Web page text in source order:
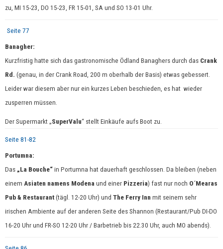
zu, MI 15-23, DO 15-23, FR 15-01, SA und SO 13-01 Uhr.
Seite 77
Banagher:
Kurzfristig hatte sich das gastronomische Ödland Banaghers durch das Crank
Rd. (genau, in der Crank Road, 200 m oberhalb der Basis) etwas gebessert.
Leider war diesem aber nur ein kurzes Leben beschieden, es hat wieder
zusperren müssen.
Der Supermarkt „SuperValu“ stellt Einkäufe aufs Boot zu.
Seite 81-82
Portumna:
Das „La Bouche“ in Portumna hat dauerhaft geschlossen. Da bleiben (neben
einem Asiaten namens Modena und einer Pizzeria) fast nur noch O´Mearas
Pub & Restaurant (tägl. 12-20 Uhr) und The Ferry Inn mit seinem sehr
irischen Ambiente auf der anderen Seite des Shannon (Restaurant/Pub DI-DO
16-20 Uhr und FR-SO 12-20 Uhr / Barbetrieb bis 22.30 Uhr, auch MO abends).